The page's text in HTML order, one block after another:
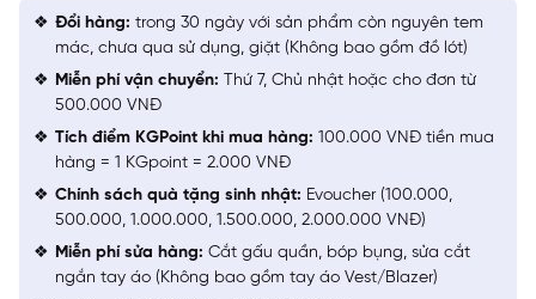
Đổi hàng: trong 30 ngày với sản phẩm còn nguyên tem
mác, chưa qua sử dụng, giặt (Không bao gồm đồ lót)
Miễn phí vận chuyển: Thứ 7, Chủ nhật hoặc cho đơn từ
500.000 VNĐ
Tích điểm KGPoint khi mua hàng: 100.000 VNĐ tiền mua
hàng = 1 KGpoint = 2.000 VNĐ
Chính sách quà tặng sinh nhật: Evoucher (100.000,
500.000, 1.000.000, 1.500.000, 2.000.000 VNĐ)
Miễn phí sửa hàng: Cắt gấu quần, bóp bụng, sửa cắt
ngắn tay áo (Không bao gồm tay áo Vest/Blazer)